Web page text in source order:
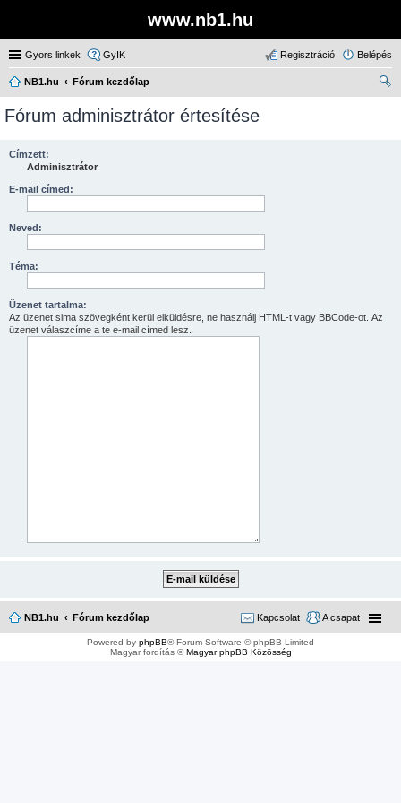
www.nb1.hu
Gyors linkek GyIK Belépés
Regisztráció
NB1.hu
Fórum kezdőlap
Fórum adminisztrátor értesítése
Címzett:
Adminisztrátor
E-mail címed:
Neved:
Téma:
Üzenet tartalma:
Az üzenet sima szövegként kerül elküldésre, ne használj HTML-t vagy BBCode-ot. Az
üzenet válaszcíme a te e-mail címed lesz.
NB1.hu Fórum kezdőlap A csapat
Kapcsolat
Powered by phpBB® Forum Software © phpBB Limited
Magyar fordítás ©Magyar phpBB Közösség